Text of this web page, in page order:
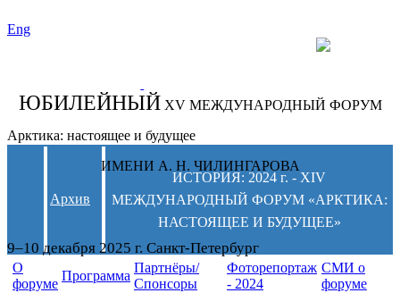
Eng
ЮБИЛЕЙНЫЙ XV МЕЖДУНАРОДНЫЙ ФОРУМ
Арктика: настоящее и будущее
ИМЕНИ А. Н. ЧИЛИНГАРОВА
9–10 декабря 2025 г. Санкт-Петербург
Архив
ИСТОРИЯ: 2024 г. - XIV
МЕЖДУНАРОДНЫЙ ФОРУМ «АРКТИКА:
НАСТОЯЩЕЕ И БУДУЩЕЕ»
О
форуме
Программа
Партнёры/
Спонсоры
Фоторепортаж
- 2024
СМИ о
форуме